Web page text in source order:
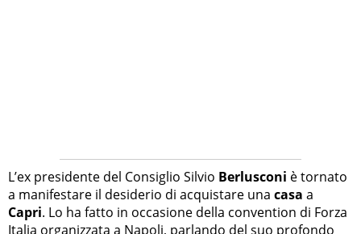
L’ex presidente del Consiglio Silvio Berlusconi è tornato
a manifestare il desiderio di acquistare una casa a
Capri. Lo ha fatto in occasione della convention di Forza
Italia organizzata a Napoli, parlando del suo profondo